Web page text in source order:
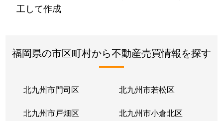
工して作成
福岡県の市区町村から不動産売買情報を探す
北九州市門司区 北九州市若松区
北九州市戸畑区 北九州市小倉北区